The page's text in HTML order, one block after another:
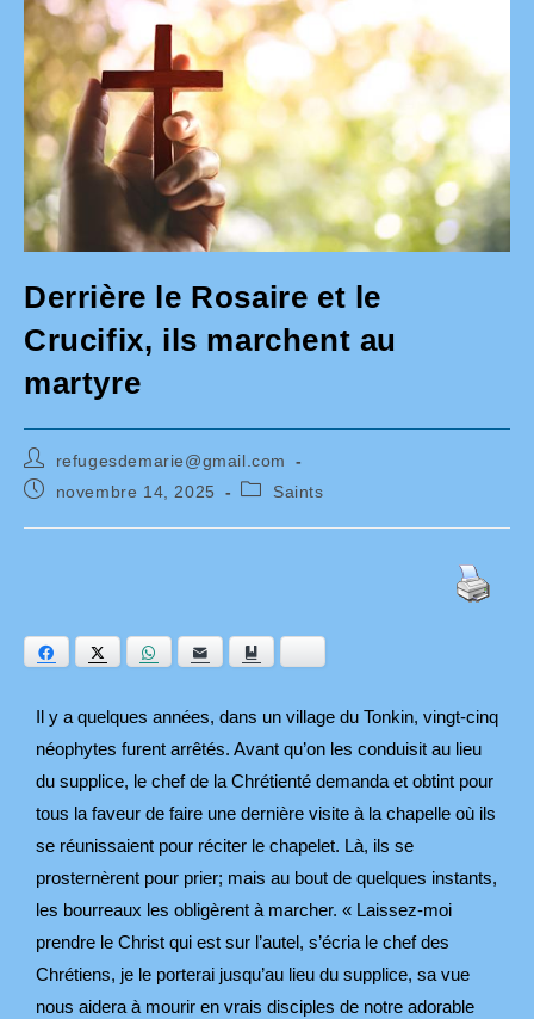
Derrière le Rosaire et le
Crucifix, ils marchent au
martyre
Auteur/autrice
de
la
publication :
refugesdemarie@gmail.com
Publication
novembre 14, 2025
PostSaints
Facebook Twitter WhatsAppE-mail
Il y a quelques années, dans un village du Tonkin, vingt-cinq
néophytes furent arrêtés. Avant qu’on les conduisit au lieu
du supplice, le chef de la Chrétienté demanda et obtint pour
tous la faveur de faire une dernière visite à la chapelle où ils
se réunissaient pour réciter le chapelet. Là, ils se
prosternèrent pour prier; mais au bout de quelques instants,
les bourreaux les obligèrent à marcher. « Laissez-moi
prendre le Christ qui est sur l’autel, s’écria le chef des
Chrétiens, je le porterai jusqu’au lieu du supplice, sa vue
nous aidera à mourir en vrais disciples de notre adorable